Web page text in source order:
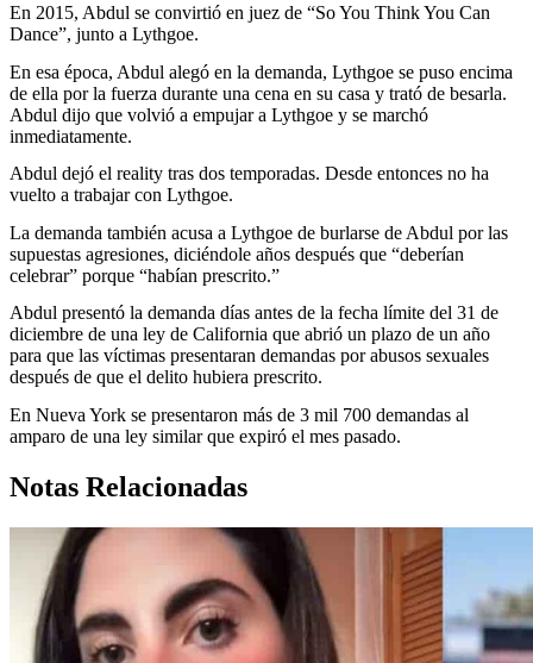
En 2015, Abdul se convirtió en juez de “So You Think You Can
Dance”, junto a Lythgoe.
En esa época, Abdul alegó en la demanda, Lythgoe se puso encima
de ella por la fuerza durante una cena en su casa y trató de besarla.
Abdul dijo que volvió a empujar a Lythgoe y se marchó
inmediatamente.
Abdul dejó el reality tras dos temporadas. Desde entonces no ha
vuelto a trabajar con Lythgoe.
La demanda también acusa a Lythgoe de burlarse de Abdul por las
supuestas agresiones, diciéndole años después que “deberían
celebrar” porque “habían prescrito.”
Abdul presentó la demanda días antes de la fecha límite del 31 de
diciembre de una ley de California que abrió un plazo de un año
para que las víctimas presentaran demandas por abusos sexuales
después de que el delito hubiera prescrito.
En Nueva York se presentaron más de 3 mil 700 demandas al
amparo de una ley similar que expiró el mes pasado.
Notas Relacionadas